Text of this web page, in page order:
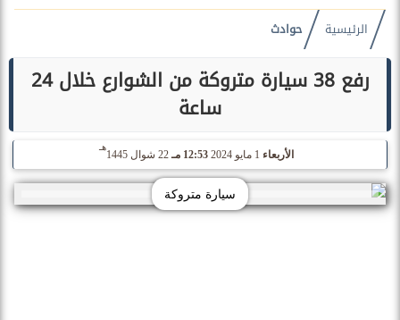
الرئيسية حوادث
رفع 38 سيارة متروكة من الشوارع خلال 24
ساعة
الأربعاء 12:53 مـ 22 شوال 1445
هـ
سيارة متروكة